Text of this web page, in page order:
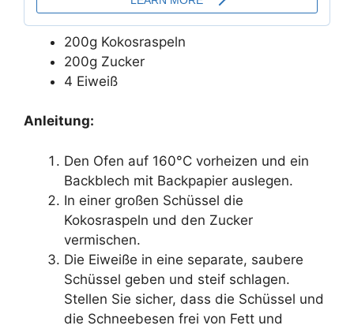
200g Kokosraspeln
200g Zucker
4 Eiweiß
Anleitung:
Den Ofen auf 160°C vorheizen und ein
Backblech mit Backpapier auslegen.
In einer großen Schüssel die
Kokosraspeln und den Zucker
vermischen.
Die Eiweiße in eine separate, saubere
Schüssel geben und steif schlagen.
Stellen Sie sicher, dass die Schüssel und
die Schneebesen frei von Fett und